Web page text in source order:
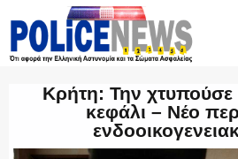
ΤΡΟΧΑΙΑ
Κρήτη: Την
κεφάλι – Νέο